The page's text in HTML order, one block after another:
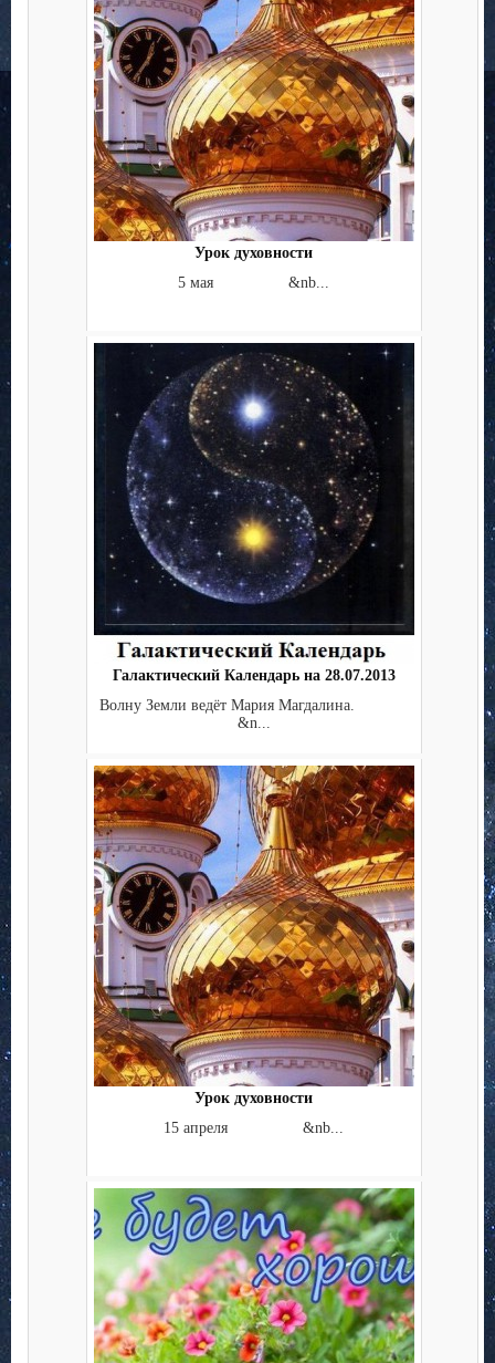
Урок духовности
5 мая &nb...
Галактический Календарь на 28.07.2013
Волну Земли ведёт Мария Магдалина.
&n...
Урок духовности
15 апреля &nb...